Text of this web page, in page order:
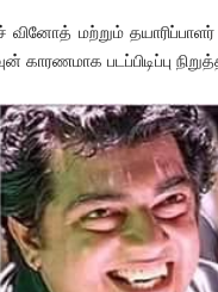
மற்றும் தயாரிப்பாளர்
காரணமாக படப்பிடிப்பு